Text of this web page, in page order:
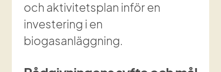
och aktivitetsplan inför en
investering i en
biogasanläggning.